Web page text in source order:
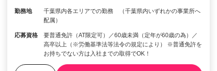
勤務地
千葉県内各エリアでの勤務 （千葉県内いずれかの事業所へ
配属）
応募資格
要普通免許（AT限定可）／60歳未満（定年が60歳の為）／
高卒以上（※労働基準法等法令の規定により） ※普通免許を
お持ちでない方は入社までの取得でOK！